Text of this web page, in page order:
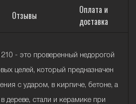
Отзывы
Оплата и
доставка
- это проверенный недорогой
целей, который предназначен
с ударом, в кирпиче, бетоне, а
дереве, стали и керамике при